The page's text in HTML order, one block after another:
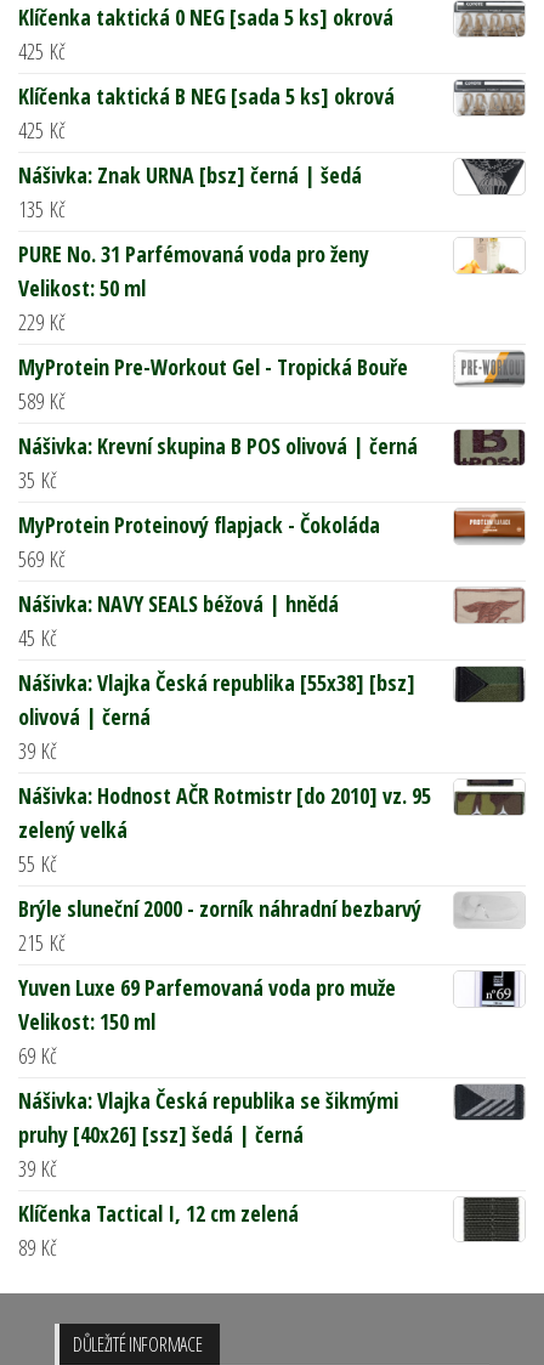
Klíčenka taktická 0 NEG [sada 5 ks] okrová
425 Kč
Klíčenka taktická B NEG [sada 5 ks] okrová
425 Kč
Nášivka: Znak URNA [bsz] černá | šedá
135 Kč
PURE No. 31 Parfémovaná voda pro ženy
Velikost: 50 ml
229 Kč
MyProtein Pre-Workout Gel - Tropická Bouře
589 Kč
Nášivka: Krevní skupina B POS olivová | černá
35 Kč
MyProtein Proteinový flapjack - Čokoláda
569 Kč
Nášivka: NAVY SEALS béžová | hnědá
45 Kč
Nášivka: Vlajka Česká republika [55x38] [bsz]
olivová | černá
39 Kč
Nášivka: Hodnost AČR Rotmistr [do 2010] vz. 95
zelený velká
55 Kč
Brýle sluneční 2000 - zorník náhradní bezbarvý
215 Kč
Yuven Luxe 69 Parfemovaná voda pro muže
Velikost: 150 ml
69 Kč
Nášivka: Vlajka Česká republika se šikmými
pruhy [40x26] [ssz] šedá | černá
39 Kč
Klíčenka Tactical I, 12 cm zelená
89 Kč
DŮLEŽITÉ INFORMACE